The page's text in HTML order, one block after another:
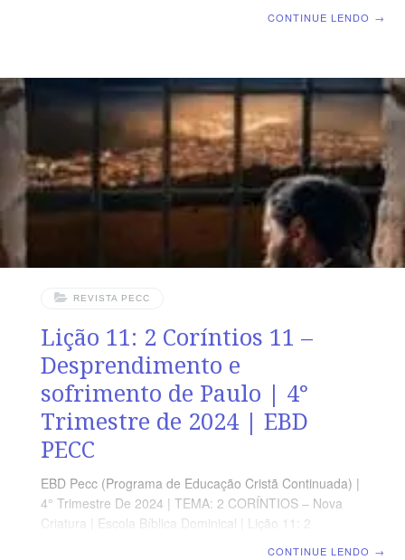
inclusive o número da página. ORIENTAÇÃO
PEDAGÓGICA Em 2 Coríntios 12 há 21 versos.
Sugerimos começar a aula lendo, com os alunos, 2
Coríntios 12.1-18 (2 a 3
CONTINUE LENDO →
REVISTA PECC
Lição 11: 2 Coríntios 11 –
Desprendimento e
sofrimento de Paulo | 4°
Trimestre de 2024 | EBD
PECC
EBD Pecc (Programa de Educação Cristã Continuada) |
4° Trimestre De 2024 | TEMA: 2 CORÍNTIOS – Nova
Criatura | Escola Bíblica Dominical | Lição 11: 2
CONTINUE LENDO →